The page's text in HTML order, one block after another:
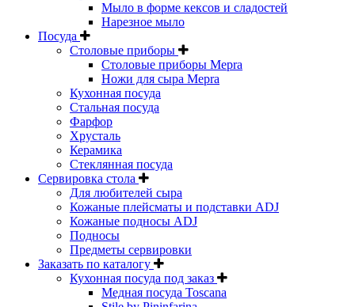
Мыло в форме кексов и сладостей
Нарезное мыло
Посуда
Столовые приборы
Столовые приборы Mepra
Ножи для сыра Mepra
Кухонная посуда
Стальная посуда
Фарфор
Хрусталь
Керамика
Стеклянная посуда
Сервировка стола
Для любителей сыра
Кожаные плейсматы и подставки ADJ
Кожаные подносы ADJ
Подносы
Предметы сервировки
Заказать по каталогу
Кухонная посуда под заказ
Медная посуда Toscana